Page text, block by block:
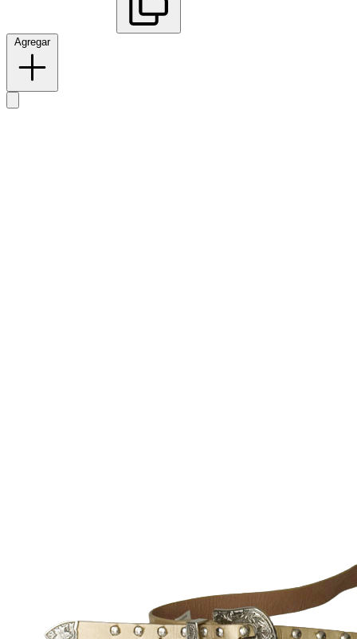
Agregar